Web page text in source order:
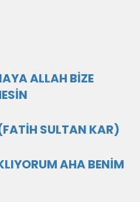
ALLAH BİZE
SULTAN KAR)
AHA BENİM